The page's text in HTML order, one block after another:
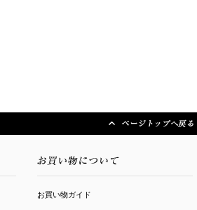
お買い物ガイド